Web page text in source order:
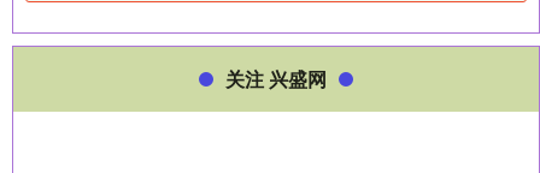
关注 兴盛网